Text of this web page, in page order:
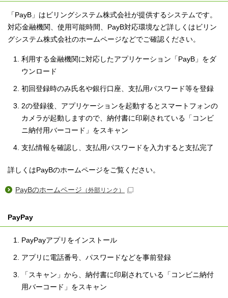
「PayB」はビリングシステム株式会社が提供するシステムです。
対応金融機関、使用可能時間、PayB対応環境など詳しくはビリン
グシステム株式会社のホームページなどでご確認ください。
利用する金融機関に対応したアプリケーション「PayB」をダ
ウンロード
初回登録時のみ氏名や銀行口座、支払用パスワード等を登録
2の登録後、アプリケーションを起動するとスマートフォンの
カメラが起動しますので、納付書に印刷されている「コンビ
ニ納付用バーコード」をスキャン
支払情報を確認し、支払用パスワードを入力すると支払完了
詳しくはPayBのホームページをご覧ください。
PayBのホームページ （外部リンク）
PayPay
PayPayアプリをインストール
アプリに電話番号、パスワードなどを事前登録
「スキャン」から、納付書に印刷されている「コンビニ納付
用バーコード」をスキャン